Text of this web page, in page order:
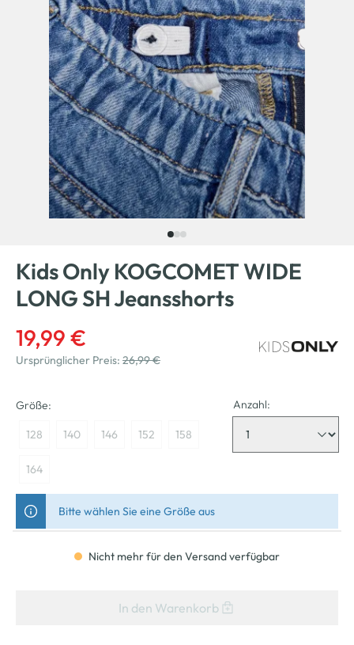
Kids Only KOGCOMET WIDE
LONG SH Jeansshorts
19,99 €
Ursprünglicher Preis: 26,99 €
Größe:
128 140 146 152 158
164
Anzahl:
Bitte wählen Sie eine Größe aus
Nicht mehr für den Versand verfügbar
In den Warenkorb